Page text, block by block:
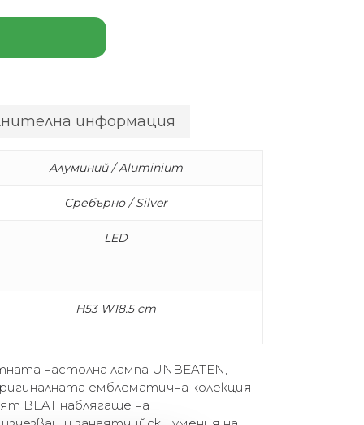
информация
Алуминий / Aluminium
Сребърно / Silver
LED
H53 W18.5 cm
настолна лампа UNBEATEN,
емблематична колекция
BEAT наблягаше на